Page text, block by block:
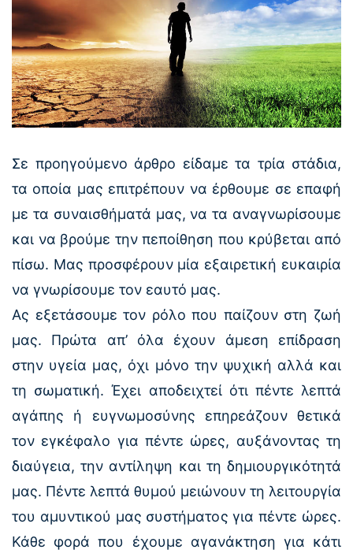
Σε προηγούμενο άρθρο είδαμε τα τρία στάδια,
τα οποία μας επιτρέπουν να έρθουμε σε επαφή
με τα συναισθήματά μας, να τα αναγνωρίσουμε
και να βρούμε την πεποίθηση που κρύβεται από
πίσω. Μας προσφέρουν μία εξαιρετική ευκαιρία
να γνωρίσουμε τον εαυτό μας.
Ας εξετάσουμε τον ρόλο που παίζουν στη ζωή
μας. Πρώτα απ’ όλα έχουν άμεση επίδραση
στην υγεία μας, όχι μόνο την ψυχική αλλά και
τη σωματική. Έχει αποδειχτεί ότι πέντε λεπτά
αγάπης ή ευγνωμοσύνης επηρεάζουν θετικά
τον εγκέφαλο για πέντε ώρες, αυξάνοντας τη
διαύγεια, την αντίληψη και τη δημιουργικότητά
μας. Πέντε λεπτά θυμού μειώνουν τη λειτουργία
του αμυντικού μας συστήματος για πέντε ώρες.
Κάθε φορά που έχουμε αγανάκτηση για κάτι